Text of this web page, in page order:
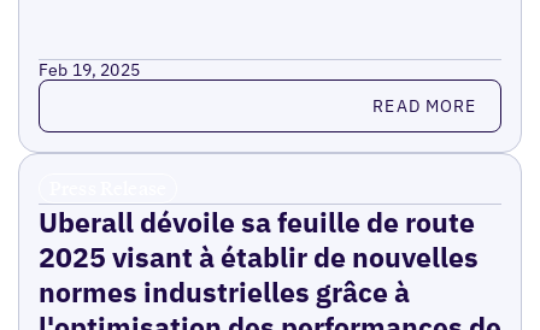
Feb 19, 2025
Read more READ MORE
Uberall dévoile sa feuille de route
2025 visant à établir de nouvelles
normes industrielles grâce à